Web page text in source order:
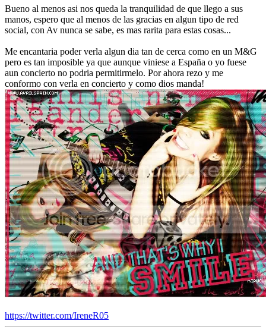
Bueno al menos asi nos queda la tranquilidad de que llego a sus
manos, espero que al menos de las gracias en algun tipo de red
social, con Av nunca se sabe, es mas rarita para estas cosas...
Me encantaria poder verla algun dia tan de cerca como en un M&G
pero es tan imposible ya que aunque viniese a España o yo fuese
aun concierto no podria permitirmelo. Por ahora rezo y me
conformo con verla en concierto y como dios manda!
https://twitter.com/IreneR05